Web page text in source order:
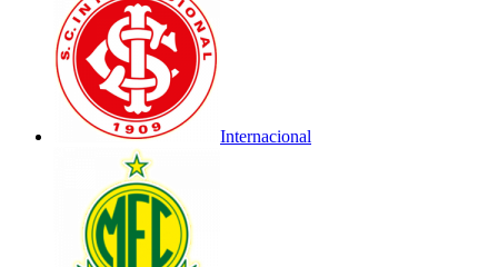
Internacional